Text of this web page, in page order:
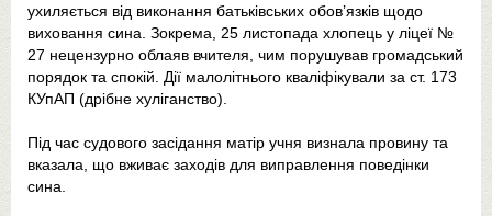
ухиляється від виконання батьківських обов’язків щодо
виховання сина. Зокрема, 25 листопада хлопець у ліцеї №
27 нецензурно облаяв вчителя, чим порушував громадський
порядок та спокій. Дії малолітнього кваліфікували за ст. 173
КУпАП (дрібне хуліганство).
Під час судового засідання матір учня визнала провину та
вказала, що вживає заходів для виправлення поведінки
сина.